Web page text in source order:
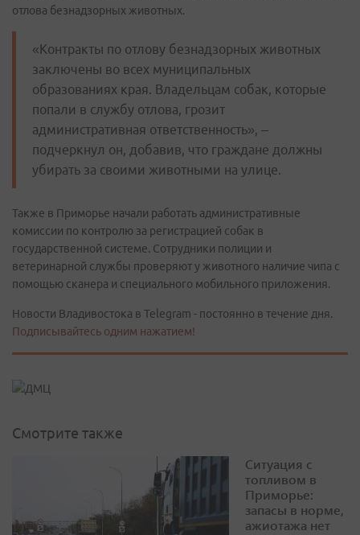
отлова безнадзорных животных.
«Контракты по отлову безнадзорных животных
заключены во всех муниципальных
образованиях края. Владельцам собак, которые
попали в службу отлова, грозит
административная ответственность», –
подчеркнул он, добавив, что граждане должны
убирать за своими животными на улице.
Также в Приморье начали работать административные
комиссии по контролю за регистрацией собак в
государственной системе. Сотрудники полиции и
ветеринарной службы проверяют у животного наличие чипа с
помощью сканера и специального мобильного приложения.
Новости Владивостока в Telegram - постоянно в течение дня.
Подписывайтесь одним нажатием!
Смотрите также
Ситуация с
топливом в
Приморье:
запасы в норме,
ажиотажа нет